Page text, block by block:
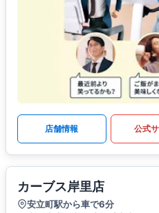
店舗情報 公式
カーブス岸里店
安立町駅から車で6分